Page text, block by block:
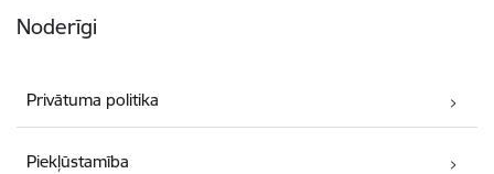
Noderīgi
Privātuma politika
Piekļūstamība